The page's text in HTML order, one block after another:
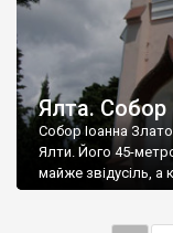
Ялта. Собор
Собор Іоанна
Ялти. Його 45-
майже звідусіль, а